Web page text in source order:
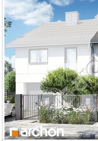
Dom pod miłorzębem 12 (GB)